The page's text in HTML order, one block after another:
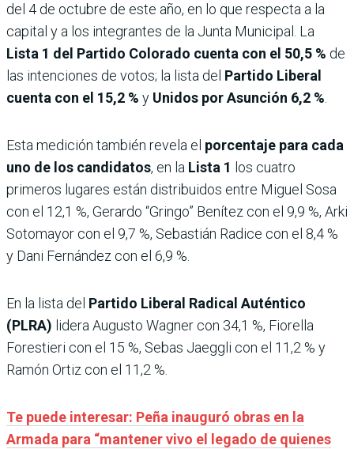
del 4 de octubre de este año, en lo que respecta a la
capital y a los integrantes de la Junta Municipal. La
Lista 1 del Partido Colorado cuenta con el 50,5 % de
las intenciones de votos; la lista del Partido Liberal
cuenta con el 15,2 % y Unidos por Asunción 6,2 %.
Esta medición también revela el porcentaje para cada
uno de los candidatos, en la Lista 1 los cuatro
primeros lugares están distribuidos entre Miguel Sosa
con el 12,1 %, Gerardo “Gringo” Benítez con el 9,9 %, Arki
Sotomayor con el 9,7 %, Sebastián Radice con el 8,4 %
y Dani Fernández con el 6,9 %.
En la lista del Partido Liberal Radical Auténtico
(PLRA) lidera Augusto Wagner con 34,1 %, Fiorella
Forestieri con el 15 %, Sebas Jaeggli con el 11,2 % y
Ramón Ortiz con el 11,2 %.
Te puede interesar: Peña inauguró obras en la
Armada para “mantener vivo el legado de quienes